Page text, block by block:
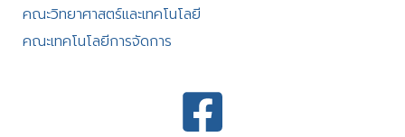
คณะวิทยาศาสตร์และเทคโนโลยี
คณะเทคโนโลยีการจัดการ